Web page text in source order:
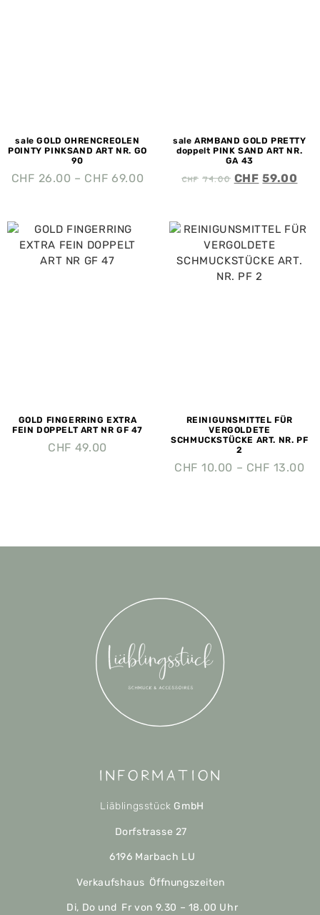
sale GOLD OHRENCREOLEN
POINTY PINKSAND ART NR. GO
90
CHF 26.00 – CHF 69.00
sale ARMBAND GOLD PRETTY
doppelt PINK SAND ART NR.
GA 43
CHF74.00 CHF 59.00
GOLD FINGERRING EXTRA
FEIN DOPPELT ART NR GF 47
CHF 49.00
REINIGUNSMITTEL FÜR
VERGOLDETE
SCHMUCKSTÜCKE ART. NR. PF
2
CHF 10.00 – CHF 13.00
Information
Liäblingsstück GmbH
Dorfstrasse 27
6196 Marbach LU
Verkaufshaus Öffnungszeiten
Di, Do und Fr von 9.30 – 18.00 Uhr